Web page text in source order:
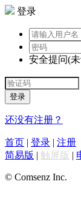
登录
安全提问(
登录
还没有注册？
首页 | 登录 | 注册
简易版 | 触屏版 |
© Comsenz Inc.